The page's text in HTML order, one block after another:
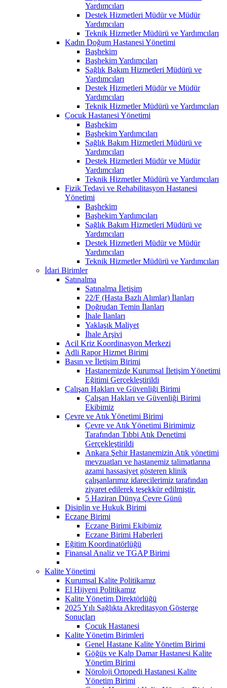
Yardımcıları
Destek Hizmetleri Müdür ve Müdür
Yardımcıları
Teknik Hizmetler Müdürü ve Yardımcıları
Kadın Doğum Hastanesi Yönetimi
Başhekim
Başhekim Yardımcıları
Sağlık Bakım Hizmetleri Müdürü ve
Yardımcıları
Destek Hizmetleri Müdür ve Müdür
Yardımcıları
Teknik Hizmetler Müdürü ve Yardımcıları
Çocuk Hastanesi Yönetimi
Başhekim
Başhekim Yardımcıları
Sağlık Bakım Hizmetleri Müdürü ve
Yardımcıları
Destek Hizmetleri Müdür ve Müdür
Yardımcıları
Teknik Hizmetler Müdürü ve Yardımcıları
Fizik Tedavi ve Rehabilitasyon Hastanesi
Yönetimi
Başhekim
Başhekim Yardımcıları
Sağlık Bakım Hizmetleri Müdürü ve
Yardımcıları
Destek Hizmetleri Müdür ve Müdür
Yardımcıları
Teknik Hizmetler Müdürü ve Yardımcıları
İdari Birimler
Satınalma
Satınalma İletişim
22/F (Hasta Bazlı Alımlar) İlanları
Doğrudan Temin İlanları
İhale İlanları
Yaklaşık Maliyet
İhale Arşivi
Acil Kriz Koordinasyon Merkezi
Adli Rapor Hizmet Birimi
Basın ve İletişim Birimi
Hastanemizde Kurumsal İletişim Yönetimi
Eğitimi Gerçekleştirildi
Çalışan Hakları ve Güvenliği Birimi
Çalışan Hakları ve Güvenliği Birimi
Ekibimiz
Çevre ve Atık Yönetimi Birimi
Çevre ve Atık Yönetimi Birimimiz
Tarafından Tıbbi Atık Denetimi
Gerçekleştirildi
Ankara Şehir Hastanemizin Atık yönetimi
mevzuatları ve hastanemiz talimatlarına
azami hassasiyet gösteren klinik
çalışanlarımız idarecilerimiz tarafından
ziyaret edilerek teşekkür edilmiştir.
5 Haziran Dünya Çevre Günü
Disiplin ve Hukuk Birimi
Eczane Birimi
Eczane Birimi Ekibimiz
Eczane Birimi Haberleri
Eğitim Koordinatörlüğü
Finansal Analiz ve TGAP Birimi
Kalite Yönetimi
Kurumsal Kalite Politikamız
El Hijyeni Politikamız
Kalite Yönetim Direktörlüğü
2025 Yılı Sağlıkta Akreditasyon Gösterge
Sonuçları
Çocuk Hastanesi
Kalite Yönetim Birimleri
Genel Hastane Kalite Yönetim Birimi
Göğüs ve Kalp Damar Hastanesi Kalite
Yönetim Birimi
Nöroloji Ortopedi Hastanesi Kalite
Yönetim Birimi